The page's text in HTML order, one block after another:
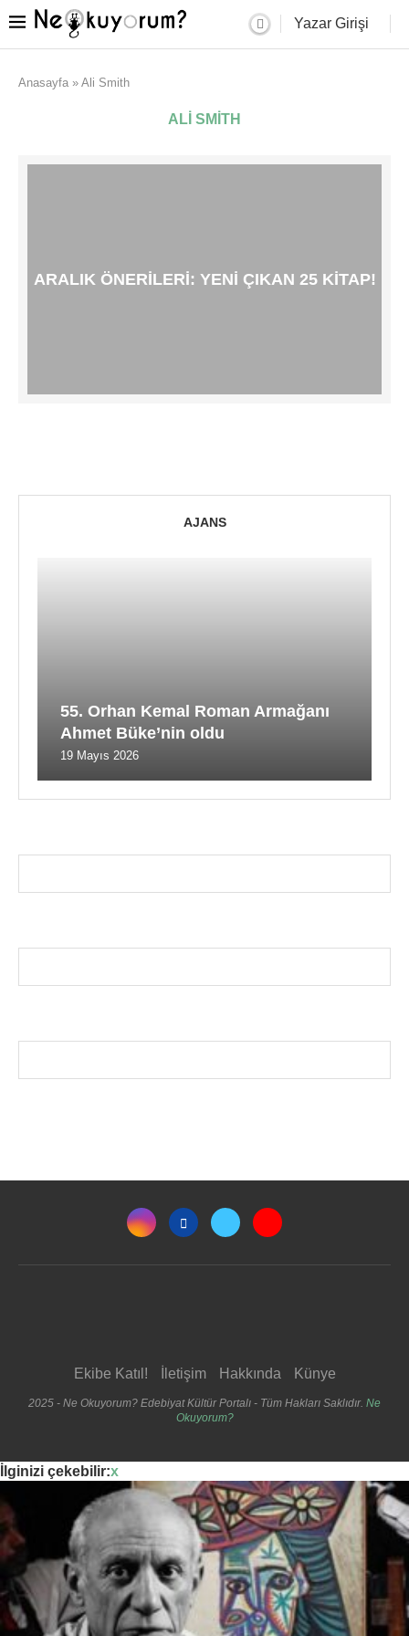
Yazar Girişi
Anasayfa » Ali Smith
ALI SMITH
ARALIK ÖNERILERI: YENI ÇIKAN 25 KITAP!
AJANS
55. Orhan Kemal Roman Armağanı
Ahmet Büke’nin oldu
19 Mayıs 2026
Ekibe Katıl! İletişim Hakkında Künye
2025 - Ne Okuyorum? Edebiyat Kültür Portalı - Tüm Hakları Saklıdır. Ne
Okuyorum?
İlginizi çekebilir:x